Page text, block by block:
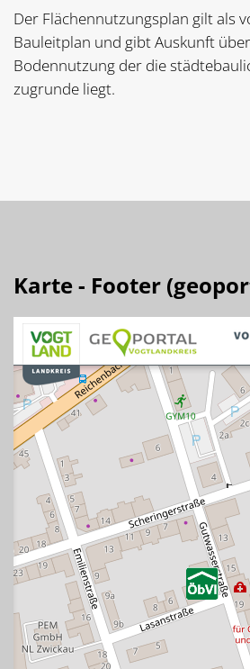
Der Flächennutzungsplan gilt als
Bauleitplan und gibt Auskunft
Bodennutzung der die
zugrunde liegt.
Karte - Footer